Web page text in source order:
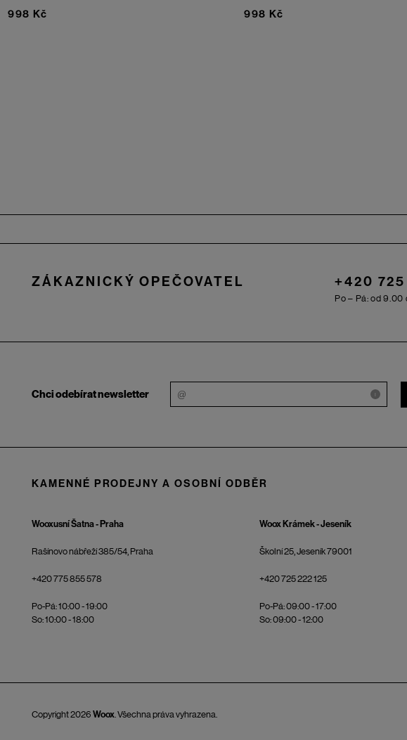
998 Kč 998 Kč
ZÁKAZNICKÝ OPEČOVATEL +420 725
Po – Pá: od 9.00
Chci odebírat newsletter i
KAMENNÉ PRODEJNY A OSOBNÍ ODBĚR
Wooxusní Šatna - Praha
Rašínovo nábřeží 385/54, Praha
+420 775 855 578
Po-Pá: 10:00 - 19:00
So: 10:00 - 18:00
Woox Krámek - Jeseník
Školní 25, Jeseník 79001
+420 725 222 125
Po-Pá: 09:00 - 17:00
So: 09:00 - 12:00
Copyright 2026 Woox. Všechna práva vyhrazena.